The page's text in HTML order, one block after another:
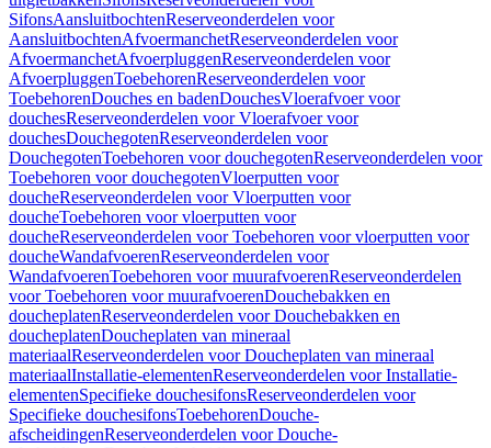
SifonsAansluitbochtenReserveonderdelen voor
AansluitbochtenAfvoermanchetReserveonderdelen voor
AfvoermanchetAfvoerpluggenReserveonderdelen voor
AfvoerpluggenToebehorenReserveonderdelen voor
ToebehorenDouches en badenDouchesVloerafvoer voor
douchesReserveonderdelen voor Vloerafvoer voor
douchesDouchegotenReserveonderdelen voor
DouchegotenToebehoren voor douchegotenReserveonderdelen voor
Toebehoren voor douchegotenVloerputten voor
doucheReserveonderdelen voor Vloerputten voor
doucheToebehoren voor vloerputten voor
doucheReserveonderdelen voor Toebehoren voor vloerputten voor
doucheWandafvoerenReserveonderdelen voor
WandafvoerenToebehoren voor muurafvoerenReserveonderdelen
voor Toebehoren voor muurafvoerenDouchebakken en
doucheplatenReserveonderdelen voor Douchebakken en
doucheplatenDoucheplaten van mineraal
materiaalReserveonderdelen voor Doucheplaten van mineraal
materiaalInstallatie-elementenReserveonderdelen voor Installatie-
elementenSpecifieke douchesifonsReserveonderdelen voor
Specifieke douchesifonsToebehorenDouche-
afscheidingenReserveonderdelen voor Douche-